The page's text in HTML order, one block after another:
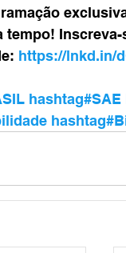
tempo!
https://lnkd.in/
hashtag#SAE